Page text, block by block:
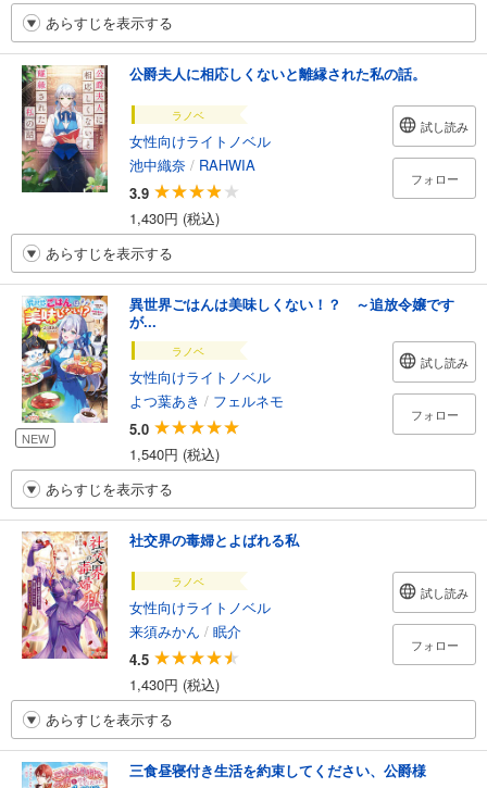
あらすじを表示する
公爵夫人に相応しくないと離縁された私の話。
ラノベ
女性向けライトノベル
池中織奈 / RAHWIA
3.9
1,430円 (税込)
試し読み
フォロー
あらすじを表示する
NEW
異世界ごはんは美味しくない！？ ～追放令嬢です
が...
ラノベ
女性向けライトノベル
よつ葉あき / フェルネモ
5.0
1,540円 (税込)
試し読み
フォロー
あらすじを表示する
社交界の毒婦とよばれる私
ラノベ
女性向けライトノベル
来須みかん / 眠介
4.5
1,430円 (税込)
試し読み
フォロー
あらすじを表示する
三食昼寝付き生活を約束してください、公爵様